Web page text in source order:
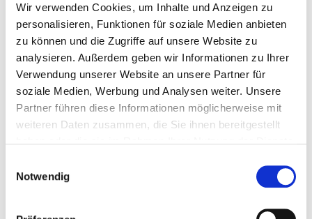
Wir verwenden Cookies, um Inhalte und Anzeigen zu
personalisieren, Funktionen für soziale Medien anbieten
zu können und die Zugriffe auf unsere Website zu
analysieren. Außerdem geben wir Informationen zu Ihrer
Verwendung unserer Website an unsere Partner für
soziale Medien, Werbung und Analysen weiter. Unsere
Partner führen diese Informationen möglicherweise mit
weiteren Daten zusammen, die Sie ihnen bereitgestellt
Notwendig